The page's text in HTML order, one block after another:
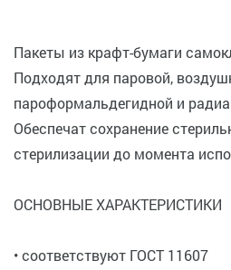
Пакеты из крафт-бумаги
Подходят для паровой,
пароформальдегидной и
Обеспечат сохранение
стерилизации до момента
ОСНОВНЫЕ ХАРАКТЕРИСТИКИ
• соответствуют ГОСТ 11607